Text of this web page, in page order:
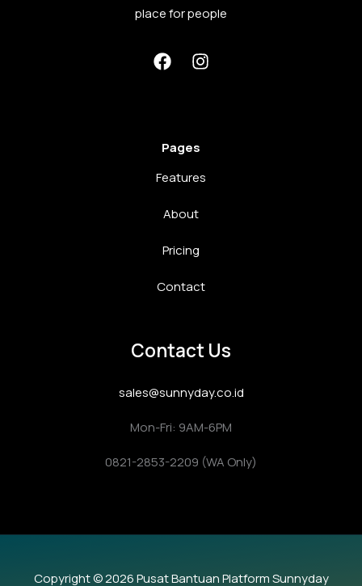
place for people
Pages
Features
About
Pricing
Contact
Contact Us
sales@sunnyday.co.id
Mon-Fri: 9AM-6PM
0821-2853-2209 (WA Only)
Copyright © 2026 Pusat Bantuan Platform Sunnyday